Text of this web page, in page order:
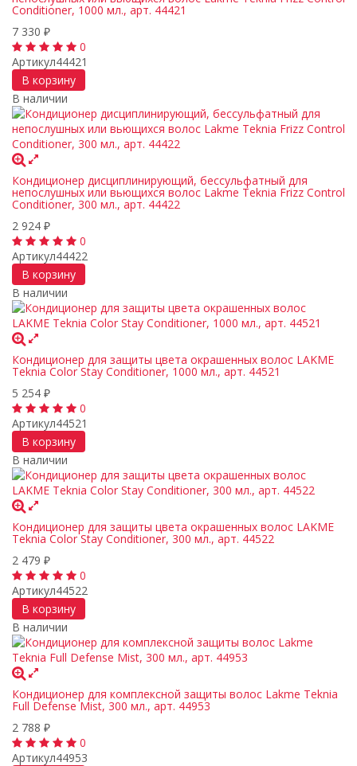
Conditioner, 1000 мл., арт. 44421
7 330 ₽
0
Артикул44421
В корзину
В наличии
Кондиционер дисциплинирующий, бессульфатный для
непослушных или вьющихся волос Lakme Teknia Frizz Control
Conditioner, 300 мл., арт. 44422
2 924 ₽
0
Артикул44422
В корзину
В наличии
Кондиционер для защиты цвета окрашенных волос LAKME
Teknia Color Stay Conditioner, 1000 мл., арт. 44521
5 254 ₽
0
Артикул44521
В корзину
В наличии
Кондиционер для защиты цвета окрашенных волос LAKME
Teknia Color Stay Conditioner, 300 мл., арт. 44522
2 479 ₽
0
Артикул44522
В корзину
В наличии
Кондиционер для комплексной защиты волос Lakme Teknia
Full Defense Mist, 300 мл., арт. 44953
2 788 ₽
0
Артикул44953